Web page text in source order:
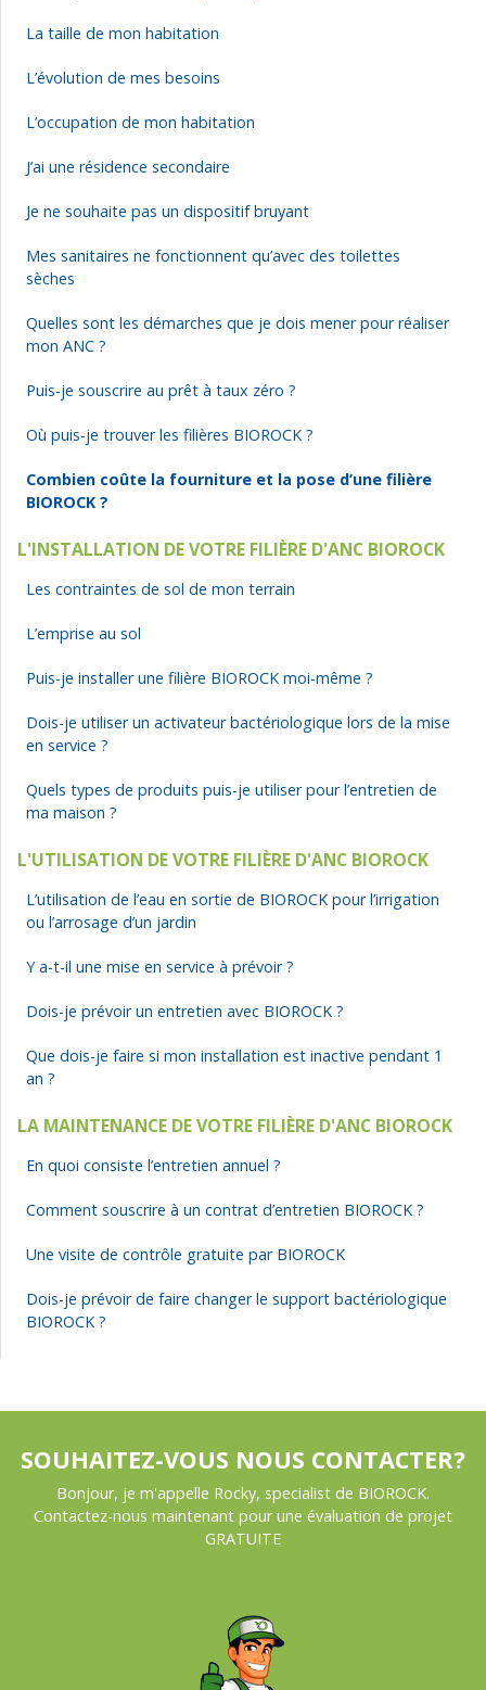
La taille de mon habitation
L’évolution de mes besoins
L’occupation de mon habitation
J’ai une résidence secondaire
Je ne souhaite pas un dispositif bruyant
Mes sanitaires ne fonctionnent qu’avec des toilettes
sèches
Quelles sont les démarches que je dois mener pour réaliser
mon ANC ?
Puis-je souscrire au prêt à taux zéro ?
Où puis-je trouver les filières BIOROCK ?
Combien coûte la fourniture et la pose d’une filière
BIOROCK ?
L'INSTALLATION DE VOTRE FILIÈRE D'ANC BIOROCK
Les contraintes de sol de mon terrain
L’emprise au sol
Puis-je installer une filière BIOROCK moi-même ?
Dois-je utiliser un activateur bactériologique lors de la mise
en service ?
Quels types de produits puis-je utiliser pour l’entretien de
ma maison ?
L'UTILISATION DE VOTRE FILIÈRE D'ANC BIOROCK
L’utilisation de l’eau en sortie de BIOROCK pour l’irrigation
ou l’arrosage d’un jardin
Y a-t-il une mise en service à prévoir ?
Dois-je prévoir un entretien avec BIOROCK ?
Que dois-je faire si mon installation est inactive pendant 1
an ?
LA MAINTENANCE DE VOTRE FILIÈRE D'ANC BIOROCK
En quoi consiste l’entretien annuel ?
Comment souscrire à un contrat d’entretien BIOROCK ?
Une visite de contrôle gratuite par BIOROCK
Dois-je prévoir de faire changer le support bactériologique
BIOROCK ?
SOUHAITEZ-VOUS NOUS CONTACTER?
Bonjour, je m'appelle Rocky, specialist de BIOROCK.
Contactez-nous maintenant pour une évaluation de projet
GRATUITE